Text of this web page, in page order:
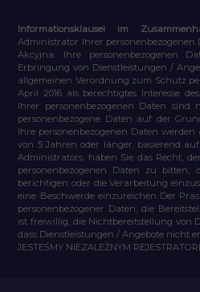
Informationsklausel im
Administrator Ihrer personenbezogenen
Akcyjna. Ihre personenbezogenen
Erbringung von Dienstleistungen /
allgemeinen Verordnung zum Schutz
April 2016 als berechtigtes Interesse
Ihrer personenbezogenen Daten sind
personenbezogene Daten auf der
Ihre personenbezogenen Daten
von 5 Jahren oder länger, basierend
Administrators, haben Sie das Recht,
personenbezogenen Daten zu
berichtigen oder die Verarbeitung
eine Beschwerde einzureichen Der
personenbezogener Daten, die
ist freiwillig, die Nichtbereitstellung von
dass Dienstleistungen / Angebote nicht
JESTEŚMY NIEZALEŻNYM